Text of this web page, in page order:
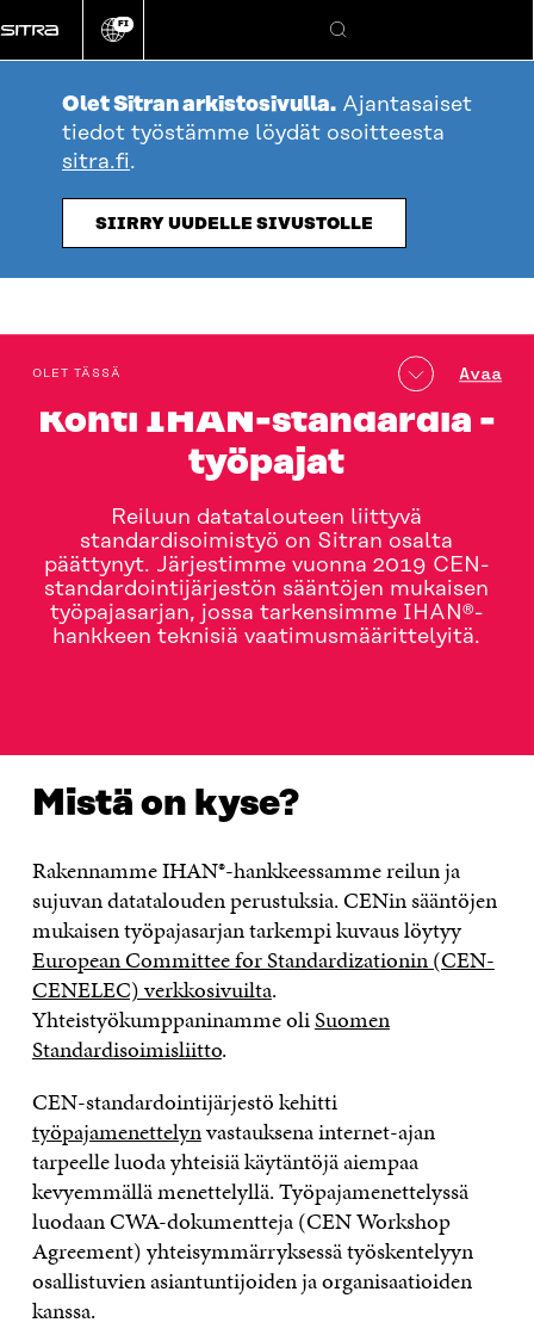
suoraan
sisältöön
Vaihda
kieli
FI
Hae
Olet Sitran arkistosivulla. Ajantasaiset
tiedot työstämme löydät osoitteesta
sitra.fi.
SIIRRY UUDELLE SIVUSTOLLE
Kohti IHAN-standardia -
työpajat
Reiluun datatalouteen liittyvä
standardisoimistyö on Sitran osalta
päättynyt. Järjestimme vuonna 2019 CEN-
standardointijärjestön sääntöjen mukaisen
työpajasarjan, jossa tarkensimme IHAN®-
hankkeen teknisiä vaatimusmäärittelyitä.
table_of_contents
OLET TÄSSÄ Avaa
Mistä on kyse?
Rakennamme IHAN®-hankkeessamme reilun ja
sujuvan datatalouden perustuksia. CENin sääntöjen
mukaisen työpajasarjan tarkempi kuvaus löytyy
European Committee for Standardizationin (CEN-
CENELEC) verkkosivuilta.
Yhteistyökumppaninamme oliSuomen
Standardisoimisliitto.
CEN-standardointijärjestö kehitti
työpajamenettelynvastauksena internet-ajan
tarpeelle luoda yhteisiä käytäntöjä aiempaa
kevyemmällä menettelyllä. Työpajamenettelyssä
luodaan CWA-dokumentteja (CEN Workshop
Agreement) yhteisymmärryksessä työskentelyyn
osallistuvien asiantuntijoiden ja organisaatioiden
kanssa.